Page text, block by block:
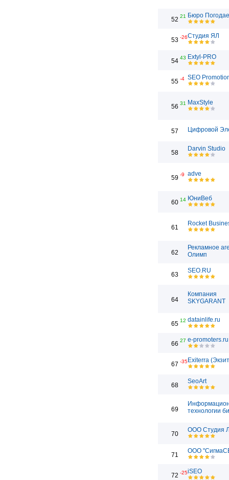
52 21 Бюро
53 -26Студия ЯЛ
54 43 Extyl-PRO
55 -4 SEO
56 31 MaxStyle
57 Цифровой
58
Darvin Studio
59 -9 adve
60 14 ЮниВеб
61
Rocket
62
Рекламное
Олимп
63
SEO.RU
64
Компания
SKYGARANT
65 12 datainlife.ru
66 27 e-promoters.ru
67 -35Exiterra
68
SeoArt
69
технологии
70
ООО Студия
71
ООО
72 -25iSEO